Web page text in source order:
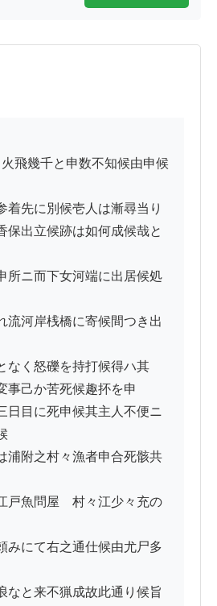
着先に別候壱人は漸尋当り
保出立候跡は如何成候哉と
所ニ而下女河端に出居候処
流河岸桟橋に寄候間つき出
なく怒礫を持打候得ハ其
事己か苦死候趣抔を申
日目に死申候其主人不便ニ
浦附之村々漁者申合死骸共
戸魚問屋ゟ村々江少々充の
みにて右之通仕候由尤尸多
なと来不猟成故此通り候旨